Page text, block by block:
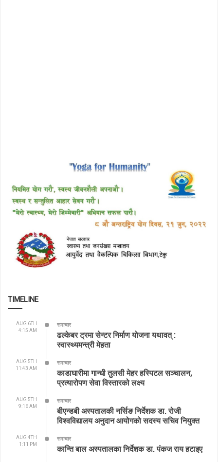
TIMELINE
AUG 6TH
4:15 AM
समाचार
ढल्केबर ट्रमा सेन्टर निर्माण योजना यथावत् :
स्वास्थ्यमन्त्री मेहता
AUG 5TH
11:43 AM
समाचार
काडाघारीमा गान्धी तुलसी मेहर हस्पिटल सञ्चालन,
प्रत्यारोपण सेवा विस्तारको लक्ष्य
AUG 5TH
9:16 AM
समाचार
बीएन्डबी अस्पतालकी नर्सिङ निर्देशक डा. रोजी
विश्वविद्यालय अनुदान आयोगको सदस्य सचिव नियुक्त
AUG 4TH
1:11 PM
समाचार
कान्ति बाल अस्पतालका निर्देशक डा. पंकज राय हटाइए